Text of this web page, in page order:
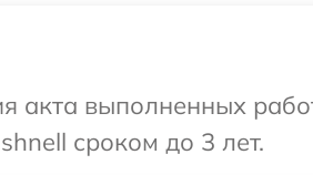
акта выполненных
сроком до 3 лет.